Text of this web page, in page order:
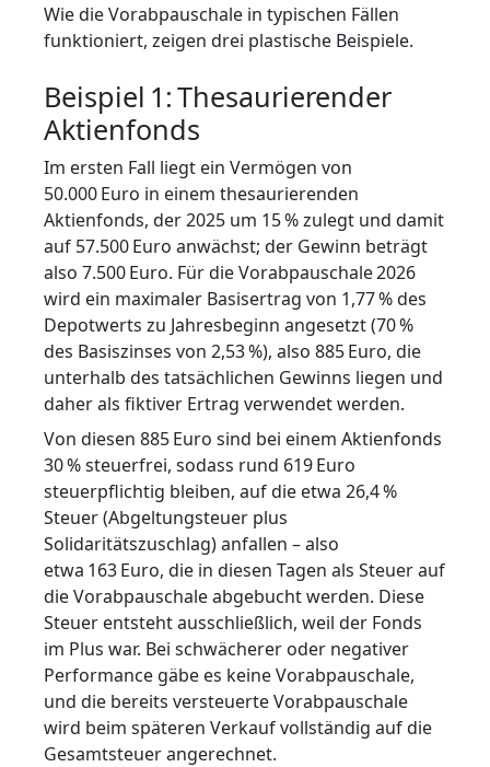
Wie die Vorabpauschale in typischen Fällen
funktioniert, zeigen drei plastische Beispiele.
Beispiel 1: Thesaurierender
Aktienfonds
Im ersten Fall liegt ein Vermögen von
50.000 Euro in einem thesaurierenden
Aktienfonds, der 2025 um 15 % zulegt und damit
auf 57.500 Euro anwächst; der Gewinn beträgt
also 7.500 Euro. Für die Vorabpauschale 2026
wird ein maximaler Basisertrag von 1,77 % des
Depotwerts zu Jahresbeginn angesetzt (70 %
des Basiszinses von 2,53 %), also 885 Euro, die
unterhalb des tatsächlichen Gewinns liegen und
daher als fiktiver Ertrag verwendet werden.
Von diesen 885 Euro sind bei einem Aktienfonds
30 % steuerfrei, sodass rund 619 Euro
steuerpflichtig bleiben, auf die etwa 26,4 %
Steuer (Abgeltungsteuer plus
Solidaritätszuschlag) anfallen – also
etwa 163 Euro, die in diesen Tagen als Steuer auf
die Vorabpauschale abgebucht werden. Diese
Steuer entsteht ausschließlich, weil der Fonds
im Plus war. Bei schwächerer oder negativer
Performance gäbe es keine Vorabpauschale,
und die bereits versteuerte Vorabpauschale
wird beim späteren Verkauf vollständig auf die
Gesamtsteuer angerechnet.